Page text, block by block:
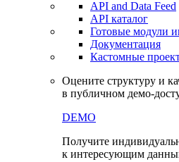
API and Data Feed
API каталог
Готовые модули
Документация
Кастомные
Оцените структуру и
в публичном демо-
DEMO
Получите
к интересующим